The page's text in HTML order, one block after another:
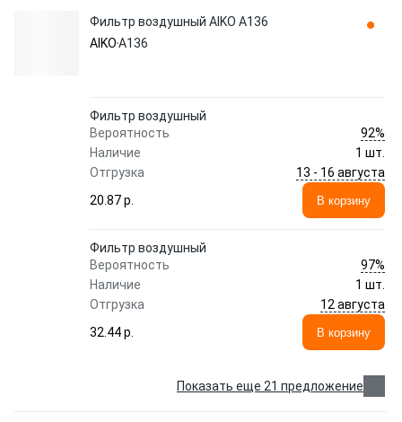
Фильтр воздушный AIKO A136
AIKOA136
Фильтр воздушный
Вероятность
92%
Наличие
1 шт.
Отгрузка
13 - 16 августа
20.87 p.
В корзину
Фильтр воздушный
Вероятность
97%
Наличие
1 шт.
Отгрузка
12 августа
32.44 p.
В корзину
Показать еще 21 предложение